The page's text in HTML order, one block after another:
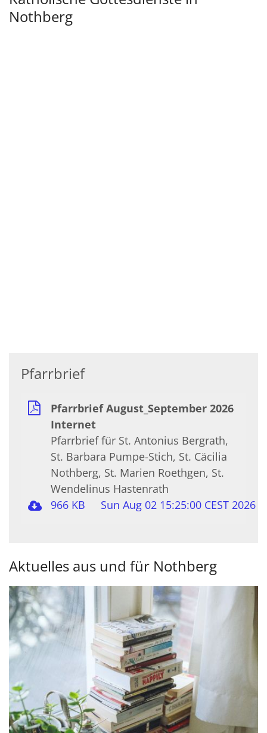
Nothberg
Pfarrbrief
Pfarrbrief August_September 2026
Internet
Pfarrbrief für St. Antonius Bergrath,
St. Barbara Pumpe-Stich, St. Cäcilia
Nothberg, St. Marien Roethgen, St.
Wendelinus Hastenrath
966 KB
Sun Aug 02 15:25:00 CEST 2026
Aktuelles aus und für Nothberg